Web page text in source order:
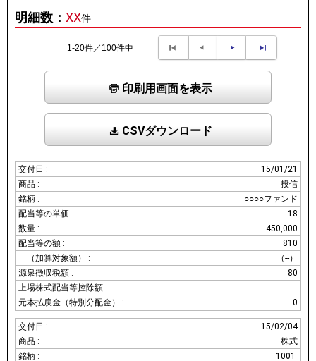
明細数： XX件
1-20件／100件中
印刷用画面を表示
CSVダウンロード
15/01/21
投信
○○○○ファンド
18
450,000
810
（--）
80
--
0
15/02/04
株式
1001